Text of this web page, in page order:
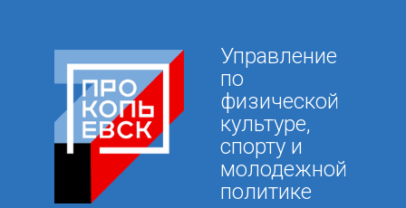
Управление
по
физической
культуре,
спорту и
молодежной
политике